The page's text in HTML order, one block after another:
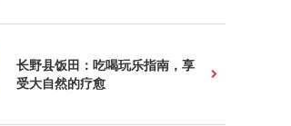
长野县饭田：吃喝玩乐指南，享
受大自然的疗愈